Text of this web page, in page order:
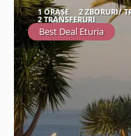
1 ORAȘE 2 ZBORURI/
2 TRANSFERURI
Best Deal Eturia